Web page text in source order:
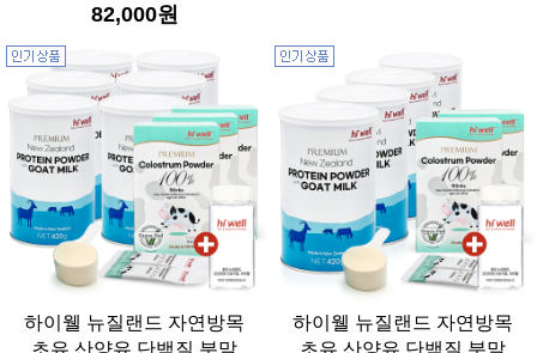
82,000원
하이웰 뉴질랜드 자연방목
초유 산양유 단백질 분말
하이웰 뉴질랜드 자연방목
초유 산양유 단백질 분말